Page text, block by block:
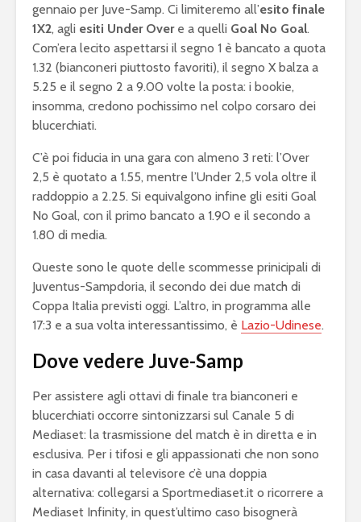
gennaio per Juve-Samp. Ci limiteremo all’esito finale
1X2, agli esiti Under Overe a quelli Goal No Goal.
Com’era lecito aspettarsi il segno 1 è bancato a quota
1.32 (bianconeri piuttosto favoriti), il segno X balza a
5.25 e il segno 2 a 9.00 volte la posta: i bookie,
insomma, credono pochissimo nel colpo corsaro dei
blucerchiati.
C’è poi fiducia in una gara con almeno 3 reti: l’Over
2,5 è quotato a 1.55, mentre l’Under 2,5 vola oltre il
raddoppio a 2.25. Si equivalgono infine gli esiti Goal
No Goal, con il primo bancato a 1.90 e il secondo a
1.80 di media.
Queste sono le quote delle scommesse prinicipali di
Juventus-Sampdoria, il secondo dei due match di
Coppa Italia previsti oggi. L’altro, in programma alle
17:3 e a sua volta interessantissimo, è Lazio-Udinese.
Dove vedere Juve-Samp
Per assistere agli ottavi di finale tra bianconeri e
blucerchiati occorre sintonizzarsi sul Canale 5 di
Mediaset: la trasmissione del match è in diretta e in
esclusiva. Per i tifosi e gli appassionati che non sono
in casa davanti al televisore c’è una doppia
alternativa: collegarsi a Sportmediaset.it o ricorrere a
Mediaset Infinity, in quest’ultimo caso bisognerà